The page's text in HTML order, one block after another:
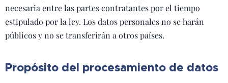
necesaria entre las partes contratantes por el tiempo
estipulado por la ley. Los datos personales no se harán
públicos y no se transferirán a otros países.
Propósito del procesamiento de datos